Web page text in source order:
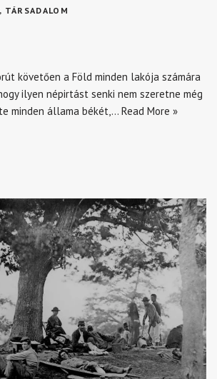
, TÁRSADALOM
követően a Föld minden lakója számára
ilyen népirtást senki nem szeretne még
minden állama békét,… Read More »